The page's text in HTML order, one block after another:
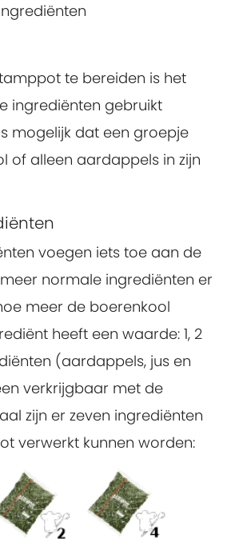
te bereiden is het
ingrediënten gebruikt
mogelijk dat een groepje
of alleen aardappels in zijn
voegen iets toe aan de
normale ingrediënten er
meer de boerenkool
heeft een waarde: 1, 2
(aardappels, jus en
verkrijgbaar met de
zijn er zeven ingrediënten
verwerkt kunnen worden: